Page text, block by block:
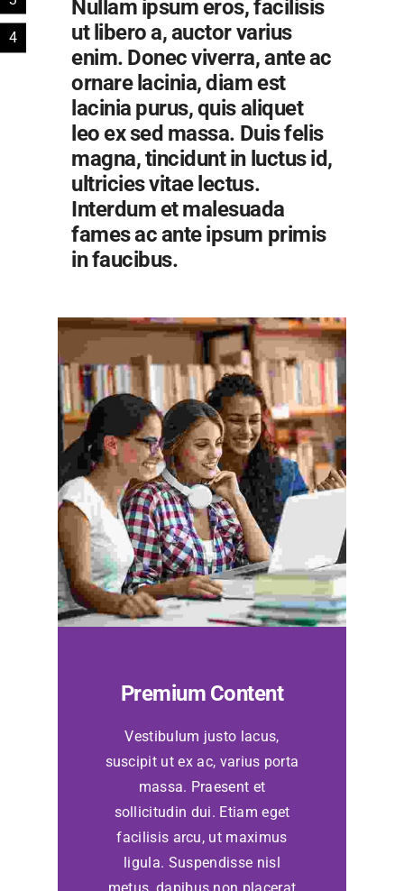
Nullam ipsum eros, facilisis
ut libero a, auctor varius
enim. Donec viverra, ante ac
ornare lacinia, diam est
lacinia purus, quis aliquet
leo ex sed massa. Duis felis
magna, tincidunt in luctus id,
ultricies vitae lectus.
Interdum et malesuada
fames ac ante ipsum primis
in faucibus.
Premium Content
Vestibulum justo lacus,
suscipit ut ex ac, varius porta
massa. Praesent et
sollicitudin dui. Etiam eget
facilisis arcu, ut maximus
ligula. Suspendisse nisl
4